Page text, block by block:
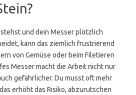
und dein Messer plötzlich
kann das ziemlich frustrierend
von Gemüse oder beim Filetieren
Messer macht die Arbeit nicht nur
gefährlicher. Du musst oft mehr
erhöht das Risiko, abzurutschen